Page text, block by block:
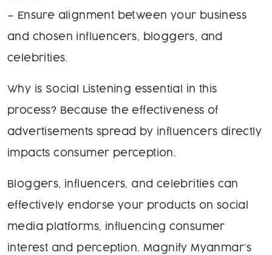
– Ensure alignment between your business
and chosen influencers, bloggers, and
celebrities.
Why is Social Listening essential in this
process? Because the effectiveness of
advertisements spread by influencers directly
impacts consumer perception.
Bloggers, influencers, and celebrities can
effectively endorse your products on social
media platforms, influencing consumer
interest and perception. Magnify Myanmar’s